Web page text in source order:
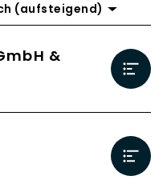
(aufsteigend)
&